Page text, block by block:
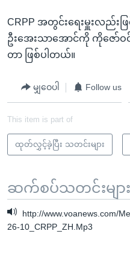
CRPP အတွင်းရေးမှူးလည်းဖ
ဦးအေးသာအောင်ကို ကိုဇော်
တာ ဖြစ်ပါတယ်။
မျှဝေပါ Follow us
This item is part of
ထုတ်လွှင့်ခဲ့ပြီး သတင်းများ
ဆက်စပ်သတင်းများ
http://www.voanews.com/
26-10_CRPP_ZH.Mp3